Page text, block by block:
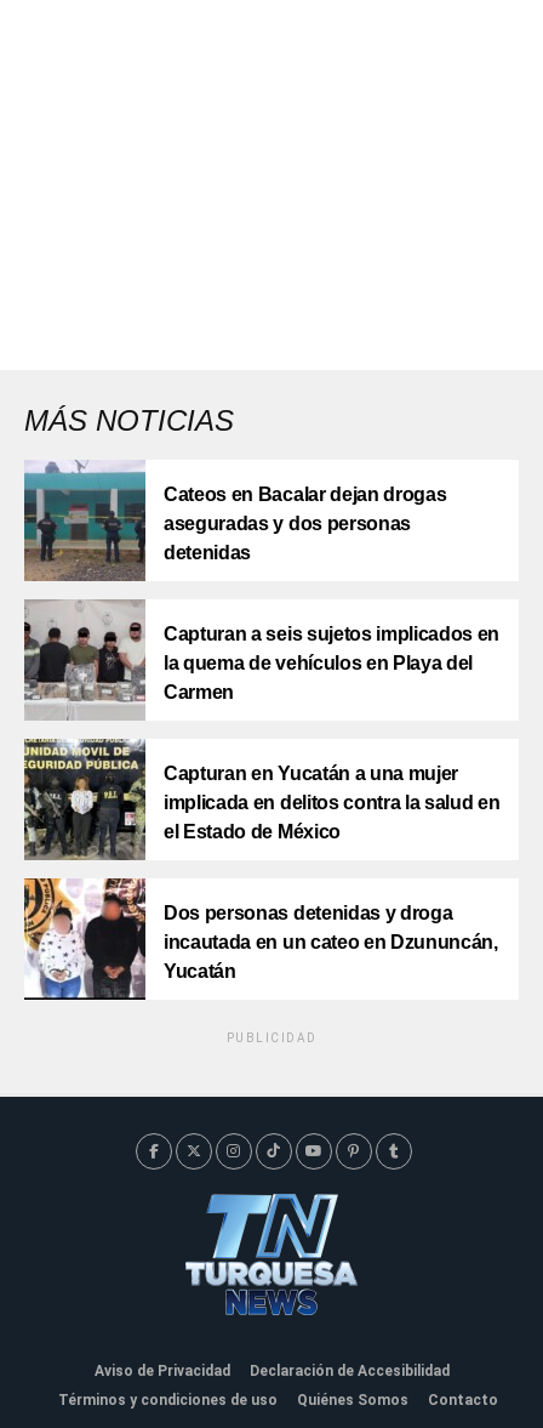
MÁS NOTICIAS
Cateos en Bacalar dejan drogas
aseguradas y dos personas
detenidas
Capturan a seis sujetos implicados en
la quema de vehículos en Playa del
Carmen
Capturan en Yucatán a una mujer
implicada en delitos contra la salud en
el Estado de México
Dos personas detenidas y droga
incautada en un cateo en Dzununcán,
Yucatán
PUBLICIDAD
Aviso de Privacidad
Declaración de Accesibilidad
Términos y condiciones de uso
Quiénes Somos Contacto